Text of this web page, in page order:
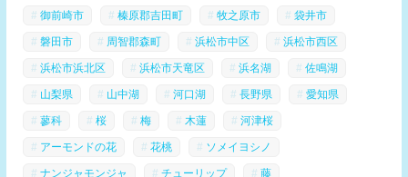
御前崎市 榛原郡吉田町 牧之原市 袋井市
磐田市 周智郡森町 浜松市中区 浜松市西区
浜松市浜北区 浜松市天竜区 浜名湖 佐鳴湖
山梨県 山中湖 河口湖 長野県 愛知県
蓼科 桜 梅 木蓮 河津桜
アーモンドの花 花桃 ソメイヨシノ
ナンジャモンジャ チューリップ 藤